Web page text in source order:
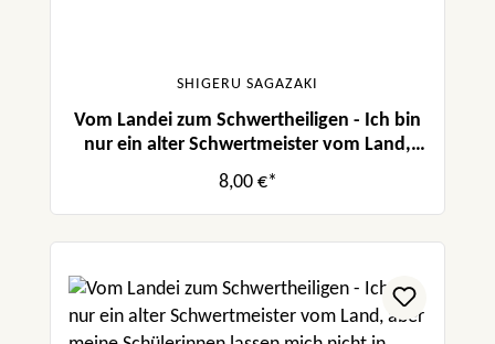
SHIGERU SAGAZAKI
Vom Landei zum Schwertheiligen - Ich bin
nur ein alter Schwertmeister vom Land,
aber meine Schülerinnen lassen mich nicht
in Frieden! 03
8,00 €*